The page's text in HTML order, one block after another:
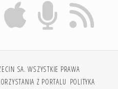
SA. WSZYSTKIE PRAWA
Z PORTALU POLITYKA